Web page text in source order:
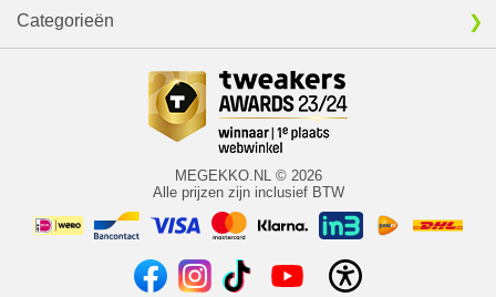
Categorieën
MEGEKKO.NL © 2026
Alle prijzen zijn inclusief BTW